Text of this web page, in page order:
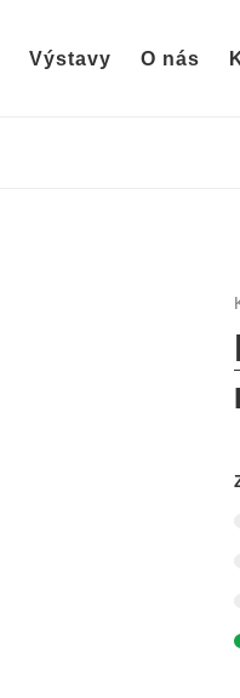
Výstavy O nás